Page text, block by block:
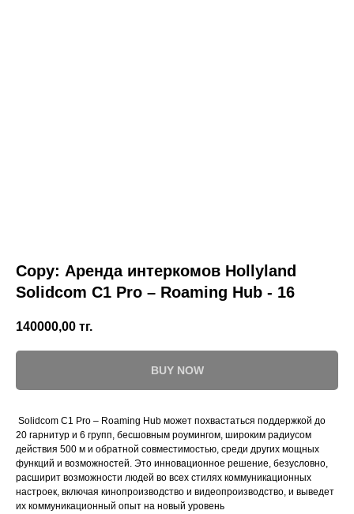
Copy: Аренда интеркомов Hollyland
Solidcom C1 Pro – Roaming Hub - 16
140000,00 тг.
BUY NOW
Solidcom C1 Pro – Roaming Hub может похвастаться поддержкой до
20 гарнитур и 6 групп, бесшовным роумингом, широким радиусом
действия 500 м и обратной совместимостью, среди других мощных
функций и возможностей. Это инновационное решение, безусловно,
расширит возможности людей во всех стилях коммуникационных
настроек, включая кинопроизводство и видеопроизводство, и выведет
их коммуникационный опыт на новый уровень